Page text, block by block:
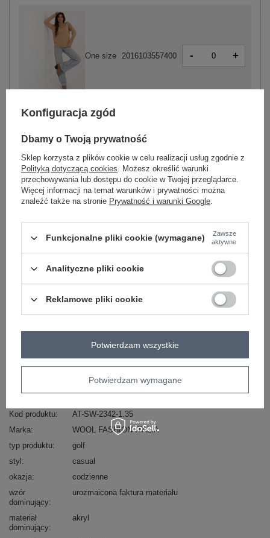
One size 2016103557400 - +
One size 2016103557837 -
ZALOGUJ SIĘ I ZOBACZ CENĘ
skład materiału : 53% akryl, 29% poliester, 18%
Kod produktu
AT-SW-2342-1.35
Marka
WOOL FASHION ITALIA
typ produktu
golf
styl
casual
okazja
codzienne
wzór
dominujący
urozmaicona faktura materiału
materiał
dominujący
akryl
Konfiguracja zgód
Dbamy o Twoją prywatność
Sklep korzysta z plików cookie w celu realizacji usług zgodnie z
Polityką dotyczącą cookies. Możesz określić warunki
przechowywania lub dostępu do cookie w Twojej przeglądarce.
Więcej informacji na temat warunków i prywatności można
znaleźć także na stronie Prywatność i warunki Google.
Funkcjonalne pliki cookie (wymagane)
Zawsze
aktywne
Analityczne pliki cookie
Reklamowe pliki cookie
Potwierdzam wymagane
Potwierdzam wszystkie